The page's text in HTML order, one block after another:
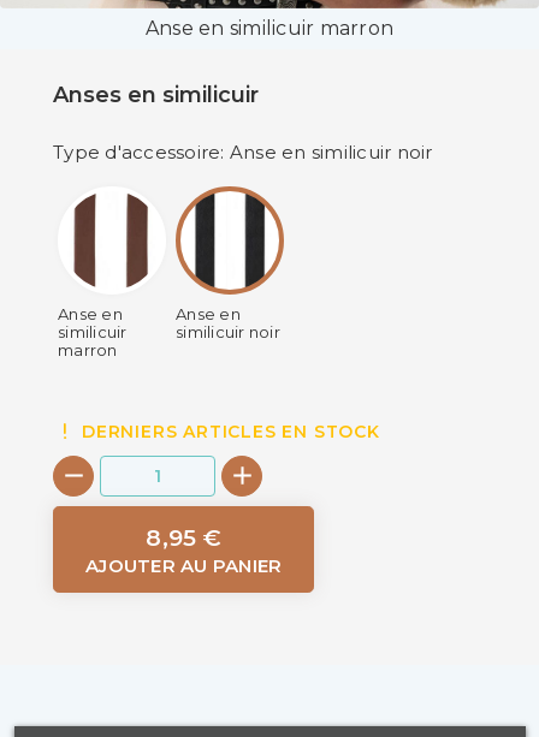
Anse en similicuir marron
Anses en similicuir
Type d'accessoire: Anse en similicuir noir
Anse en
similicuir
marron
Anse en
similicuir noir
DERNIERS ARTICLES EN STOCK
8,95 €
AJOUTER AU PANIER